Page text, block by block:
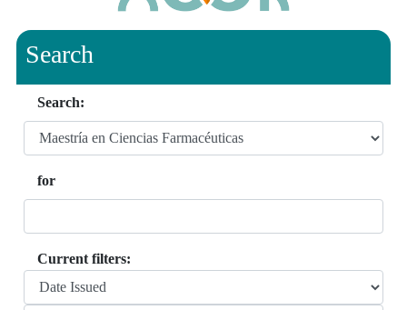
Search
Search:
for
Current filters: